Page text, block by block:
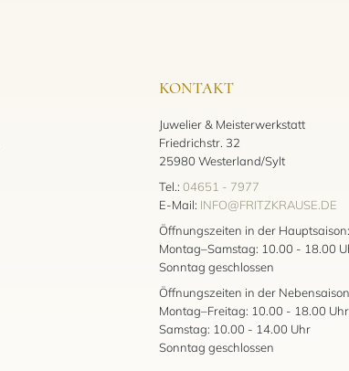
KONTAKT
Juwelier & Meisterwerkstatt
Friedrichstr. 32
25980 Westerland/Sylt
Tel.: 04651 - 7977
E-Mail: INFO@FRITZKRAUSE.DE
Öffnungszeiten in der Hauptsaison:
Montag–Samstag: 10.00 - 18.00
Sonntag geschlossen
Öffnungszeiten in der
Montag–Freitag: 10.00 - 18.00 Uhr
Samstag: 10.00 - 14.00 Uhr
Sonntag geschlossen